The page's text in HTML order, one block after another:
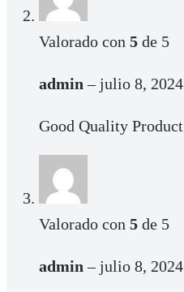
Valorado con 5 de 5
admin– julio 8, 2024
Good Quality Product
Valorado con 5 de 5
admin– julio 8, 2024